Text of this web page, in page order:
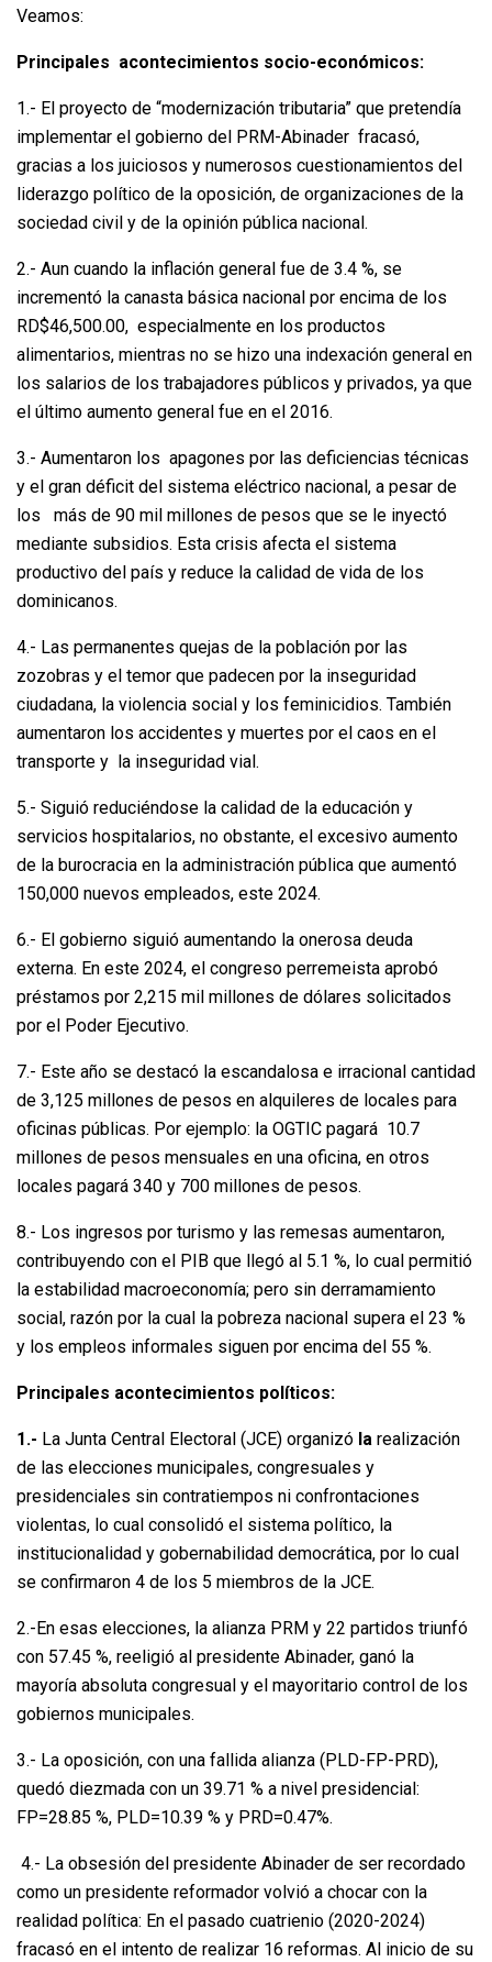
Veamos:
Principales acontecimientos socio-económicos:
1.- El proyecto de “modernización tributaria” que pretendía
implementar el gobierno del PRM-Abinader fracasó,
gracias a los juiciosos y numerosos cuestionamientos del
liderazgo político de la oposición, de organizaciones de la
sociedad civil y de la opinión pública nacional.
2.- Aun cuando la inflación general fue de 3.4 %, se
incrementó la canasta básica nacional por encima de los
RD$46,500.00, especialmente en los productos
alimentarios, mientras no se hizo una indexación general en
los salarios de los trabajadores públicos y privados, ya que
el último aumento general fue en el 2016.
3.- Aumentaron los apagones por las deficiencias técnicas
y el gran déficit del sistema eléctrico nacional, a pesar de
los más de 90 mil millones de pesos que se le inyectó
mediante subsidios. Esta crisis afecta el sistema
productivo del país y reduce la calidad de vida de los
dominicanos.
4.- Las permanentes quejas de la población por las
zozobras y el temor que padecen por la inseguridad
ciudadana, la violencia social y los feminicidios. También
aumentaron los accidentes y muertes por el caos en el
transporte y la inseguridad vial.
5.- Siguió reduciéndose la calidad de la educación y
servicios hospitalarios, no obstante, el excesivo aumento
de la burocracia en la administración pública que aumentó
150,000 nuevos empleados, este 2024.
6.- El gobierno siguió aumentando la onerosa deuda
externa. En este 2024, el congreso perremeista aprobó
préstamos por 2,215 mil millones de dólares solicitados
por el Poder Ejecutivo.
7.- Este año se destacó la escandalosa e irracional cantidad
de 3,125 millones de pesos en alquileres de locales para
oficinas públicas. Por ejemplo: la OGTIC pagará 10.7
millones de pesos mensuales en una oficina, en otros
locales pagará 340 y 700 millones de pesos.
8.- Los ingresos por turismo y las remesas aumentaron,
contribuyendo con el PIB que llegó al 5.1 %, lo cual permitió
la estabilidad macroeconomía; pero sin derramamiento
social, razón por la cual la pobreza nacional supera el 23 %
y los empleos informales siguen por encima del 55 %.
Principales acontecimientos políticos:
1.- La Junta Central Electoral (JCE) organizó la realización
de las elecciones municipales, congresuales y
presidenciales sin contratiempos ni confrontaciones
violentas, lo cual consolidó el sistema político, la
institucionalidad y gobernabilidad democrática, por lo cual
se confirmaron 4 de los 5 miembros de la JCE.
2.-En esas elecciones, la alianza PRM y 22 partidos triunfó
con 57.45 %, reeligió al presidente Abinader, ganó la
mayoría absoluta congresual y el mayoritario control de los
gobiernos municipales.
3.- La oposición, con una fallida alianza (PLD-FP-PRD),
quedó diezmada con un 39.71 % a nivel presidencial:
FP=28.85 %, PLD=10.39 % y PRD=0.47%.
4.- La obsesión del presidente Abinader de ser recordado
como un presidente reformador volvió a chocar con la
realidad política: En el pasado cuatrienio (2020-2024)
fracasó en el intento de realizar 16 reformas. Al inicio de su